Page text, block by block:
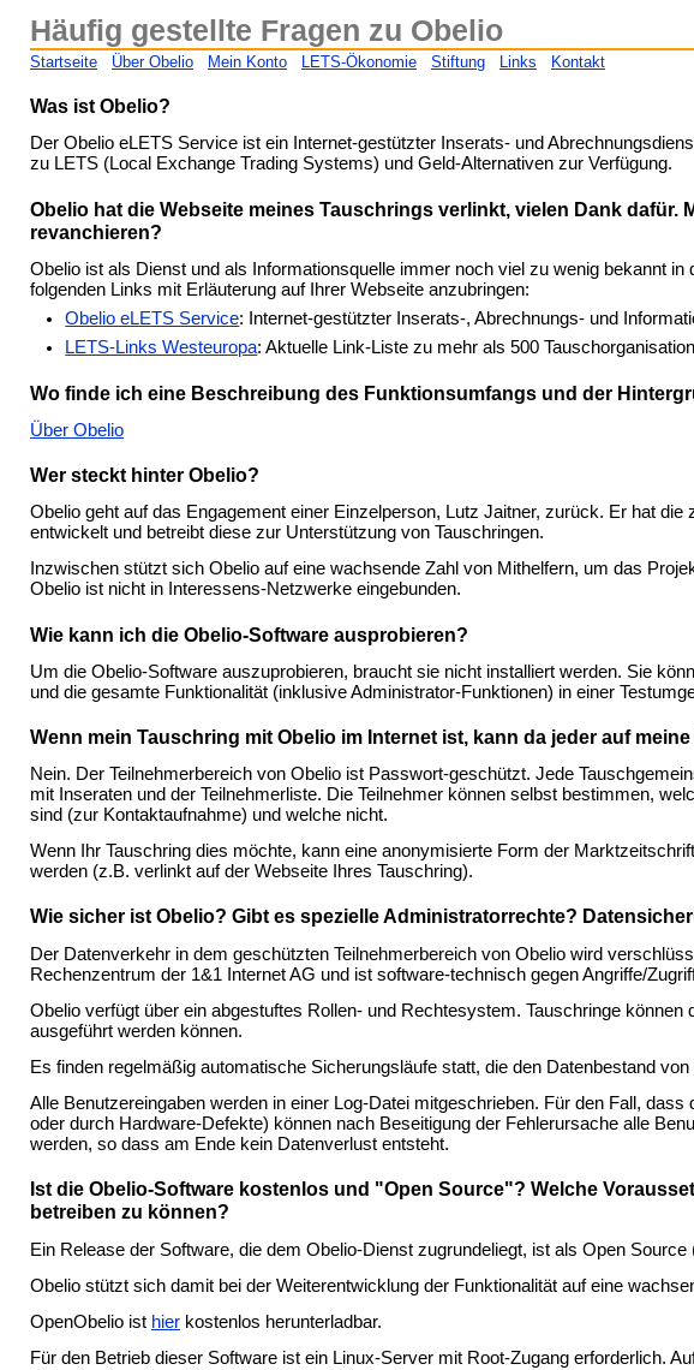
Häufig gestellte Fragen zu Obelio
Startseite Über Obelio Mein Konto LETS-Ökonomie Stiftung Links Kontakt
Was ist Obelio?
Der Obelio eLETS Service ist ein Internet-gestützter Inserats- und
zu LETS (Local Exchange Trading Systems) und Geld-Alternativen zur Verfügung.
Obelio hat die Webseite meines Tauschrings verlinkt, vielen Dank
revanchieren?
Obelio ist als Dienst und als Informationsquelle immer noch viel zu wenig bekannt
folgenden Links mit Erläuterung auf Ihrer Webseite anzubringen:
Obelio eLETS Service: Internet-gestützter Inserats-, Abrechnungs- und
LETS-Links Westeuropa: Aktuelle Link-Liste zu mehr als 500
Wo finde ich eine Beschreibung des Funktionsumfangs und der
Über Obelio
Wer steckt hinter Obelio?
Obelio geht auf das Engagement einer Einzelperson, Lutz Jaitner, zurück. Er hat
entwickelt und betreibt diese zur Unterstützung von Tauschringen.
Inzwischen stützt sich Obelio auf eine wachsende Zahl von Mithelfern, um das
Obelio ist nicht in Interessens-Netzwerke eingebunden.
Wie kann ich die Obelio-Software ausprobieren?
Um die Obelio-Software auszuprobieren, braucht sie nicht installiert werden. Sie
und die gesamte Funktionalität (inklusive Administrator-Funktionen) in einer
Wenn mein Tauschring mit Obelio im Internet ist, kann da jeder auf
Nein. Der Teilnehmerbereich von Obelio ist Passwort-geschützt. Jede
mit Inseraten und der Teilnehmerliste. Die Teilnehmer können selbst bestimmen,
sind (zur Kontaktaufnahme) und welche nicht.
Wenn Ihr Tauschring dies möchte, kann eine anonymisierte Form der
werden (z.B. verlinkt auf der Webseite Ihres Tauschring).
Wie sicher ist Obelio? Gibt es spezielle Administratorrechte?
Der Datenverkehr in dem geschützten Teilnehmerbereich von Obelio wird
Rechenzentrum der 1&1 Internet AG und ist software-technisch gegen Angriffe/
Obelio verfügt über ein abgestuftes Rollen- und Rechtesystem. Tauschringe
ausgeführt werden können.
Es finden regelmäßig automatische Sicherungsläufe statt, die den Datenbestand
Alle Benutzereingaben werden in einer Log-Datei mitgeschrieben. Für den Fall,
oder durch Hardware-Defekte) können nach Beseitigung der Fehlerursache alle
werden, so dass am Ende kein Datenverlust entsteht.
Ist die Obelio-Software kostenlos und "Open Source"? Welche
betreiben zu können?
Ein Release der Software, die dem Obelio-Dienst zugrundeliegt, ist als Open
Obelio stützt sich damit bei der Weiterentwicklung der Funktionalität auf eine
OpenObelio ist hier kostenlos herunterladbar.
Für den Betrieb dieser Software ist ein Linux-Server mit Root-Zugang erforderlich.